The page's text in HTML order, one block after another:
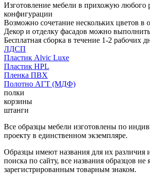
Изготовление мебели в прихожую любого
конфигурации
Возможно сочетание нескольких цветов в
Декор и отделку фасадов можно
Бесплатная сборка в течение 1-2 рабочих
ЛДСП
Пластик Alvic Luxe
Пластик HPL
Пленка ПВХ
Полотно АГТ (МДФ)
полки
корзины
штанги
Все образцы мебели изготовлены по
проекту в единственном экземпляре.
Образцы имеют названия для их различия
поиска по сайту, все названия образцов не
зарегистрированным товарным знаком.